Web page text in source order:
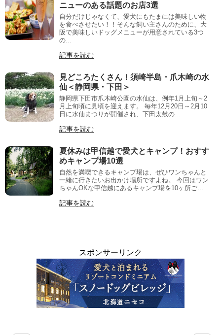
ニューのある話題のお店3選
自分だけじゃなくて、愛犬にもたまには美味しい物
を食べさせたい！！そんな飼い主さんのために、大
阪で美味しいドッグメニューが用意されている3つ
の...
記事を読む
見どころたくさん！須崎半島・爪木崎の水
仙＜静岡県・下田＞
静岡県下田市爪木崎公園の水仙は、例年1月上旬～2
月上旬頃に見頃を迎えます。 毎年12月20日～2月10
日に水仙まつりが開催され、下田太鼓の...
記事を読む
夏休みは甲信越で愛犬とキャンプ！おすす
めキャンプ場10選
自然を満喫できるキャンプ場は、ぜひワンちゃんと
一緒に行きたいお出かけ場所ですよね。 今回はワン
ちゃんOKな甲信越にあるキャンプ場を10ヶ所ご...
記事を読む
スポンサーリンク